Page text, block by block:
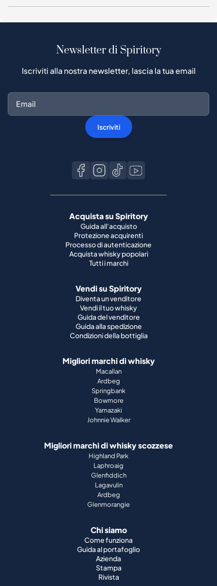
Newsletter di Spiritory
Iscriviti alla nostra newsletter, lascia la tua email
Iscriviti
Acquista su Spiritory
Guida all'acquisto
Protezione acquirenti
Processo di autenticazione
Acquista whisky popolari
Tutti i marchi
Vendi su Spiritory
Diventa un venditore
Vendi il tuo whisky
Guida del venditore
Guida alla spedizione
Condizioni della bottiglia
Migliori marchi di whisky
Macallan
Ardbeg
Springbank
Bowmore
Yamazaki
Johnnie Walker
Migliori marchi di whisky scozzese
Highland Park
Laphroaig
Glenfiddich
Lagavulin
Ardbeg
Glenmorangie
Chi siamo
Come funziona
Guida al portafoglio
Azienda
Stampa
Rivista